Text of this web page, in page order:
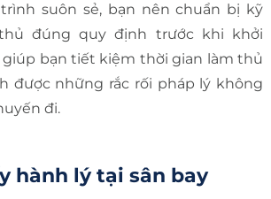
suôn sẻ, bạn nên chuẩn bị kỹ
đúng quy định trước khi khởi
giúp bạn tiết kiệm thời gian làm thủ
được những rắc rối pháp lý không
đi.
hành lý tại sân bay